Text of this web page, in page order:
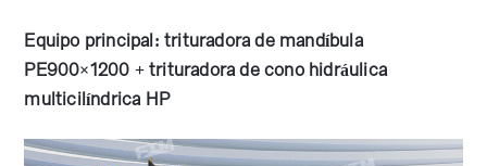
Equipo principal: trituradora de mandíbula
PE900×1200 + trituradora de cono hidráulica
multicilíndrica HP